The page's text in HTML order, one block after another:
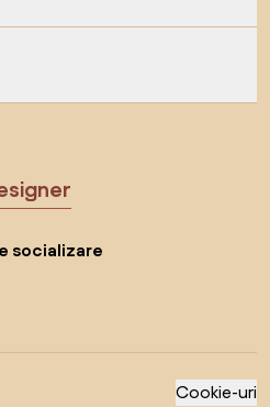
socializare
Cookie-uri